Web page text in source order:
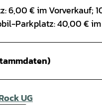
6,00 € im Vorverkauf;
Parkplatz: 40,00 €
UG